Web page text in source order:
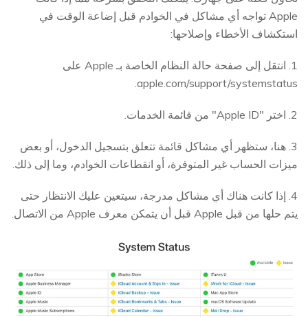
Apple تواجه أي مشاكل في الخوادم قبل إضاعة الوقت في
استكشاف الأخطاء وإصلاحها:
1. انتقل إلى صفحة حالة النظام الخاصة بـ Apple على
apple.com/support/systemstatus.
2. اختر "Apple ID" من قائمة الخدمات.
3. هنا، ستظهر أي مشاكل قائمة تتعلق بتسجيل الدخول، أو بعض
ميزات الحساب غير المتوفرة، أو انقطاعات الخوادم، وما إلى ذلك.
4. إذا كانت هناك أي مشاكل مدرجة، سيتعين عليك الانتظار حتى
يتم حلها من قبل Apple قبل أن يتمكن معرف Apple من الاتصال.